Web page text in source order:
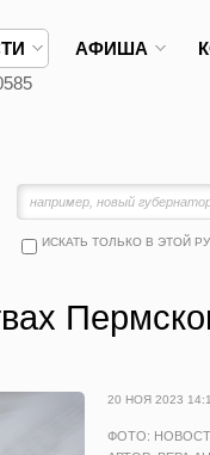
АФИША
ИСКАТЬ ТОЛЬКО В ЭТОЙ
20 НОЯ 2023
ФОТО: